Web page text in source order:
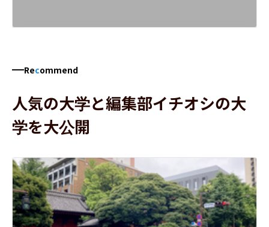
Recommend
人気の大学と編集部イチオシの大
学を大公開